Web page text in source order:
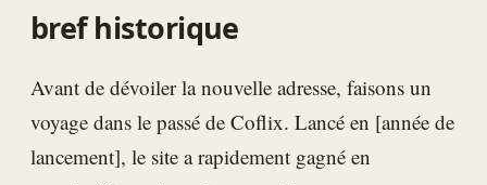
bref historique
Avant de dévoiler la nouvelle adresse, faisons un
voyage dans le passé de Coflix. Lancé en [année de
lancement], le site a rapidement gagné en